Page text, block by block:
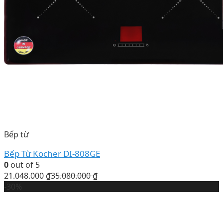
Bếp từ
Bếp Từ Kocher DI-808GE
0 out of 5
21.048.000 ₫35.080.000₫